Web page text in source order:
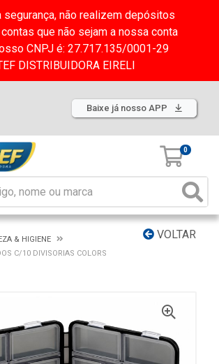
segurança, não realizem depósitos
que não sejam a nossa conta
CNPJ é: 27.717.135/0001-29
DISTRIBUIDORA EIRELI
Baixe já nosso APP
0
VOLTAR
& HIGIENE
C/10 DIVISORIAS COLORS